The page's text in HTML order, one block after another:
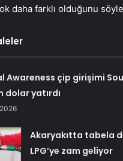
daha farklı olduğunu
Awareness çip girişimi
dolar yatırdı
Akaryakıtta tabela
LPG’ye zam geliyor